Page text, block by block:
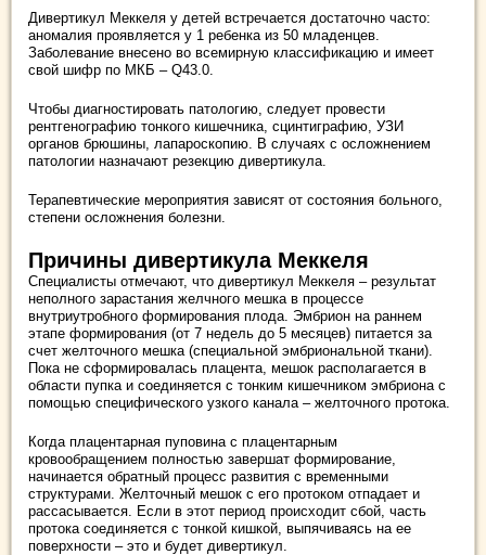
Дивертикул Меккеля у детей встречается достаточно часто:
аномалия проявляется у 1 ребенка из 50 младенцев.
Заболевание внесено во всемирную классификацию и имеет
свой шифр по МКБ – Q43.0.
Чтобы диагностировать патологию, следует провести
рентгенографию тонкого кишечника, сцинтиграфию, УЗИ
органов брюшины, лапароскопию. В случаях с осложнением
патологии назначают резекцию дивертикула.
Терапевтические мероприятия зависят от состояния больного,
степени осложнения болезни.
Причины дивертикула Меккеля
Специалисты отмечают, что дивертикул Меккеля – результат
неполного зарастания желчного мешка в процессе
внутриутробного формирования плода. Эмбрион на раннем
этапе формирования (от 7 недель до 5 месяцев) питается за
счет желточного мешка (специальной эмбриональной ткани).
Пока не сформировалась плацента, мешок располагается в
области пупка и соединяется с тонким кишечником эмбриона с
помощью специфического узкого канала – желточного протока.
Когда плацентарная пуповина с плацентарным
кровообращением полностью завершат формирование,
начинается обратный процесс развития с временными
структурами. Желточный мешок с его протоком отпадает и
рассасывается. Если в этот период происходит сбой, часть
протока соединяется с тонкой кишкой, выпячиваясь на ее
поверхности – это и будет дивертикул.